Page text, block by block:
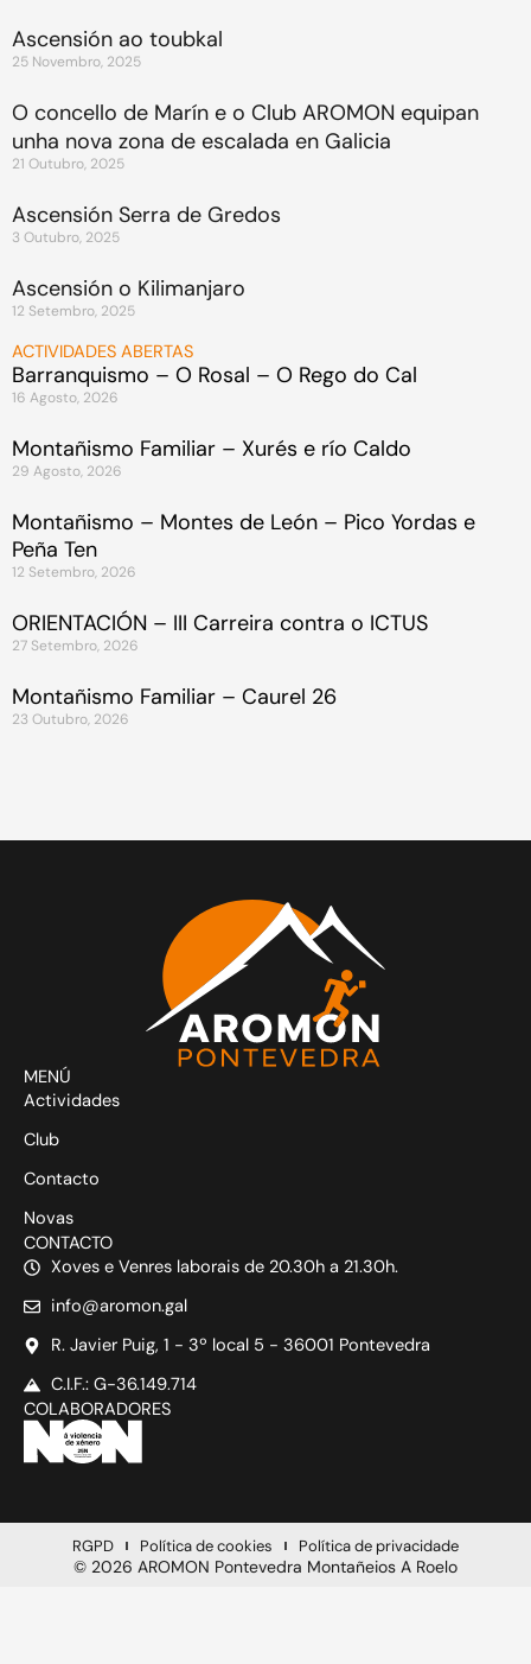
Ascensión ao toubkal
25 Novembro, 2025
O concello de Marín e o Club AROMON equipan
unha nova zona de escalada en Galicia
21 Outubro, 2025
Ascensión Serra de Gredos
3 Outubro, 2025
Ascensión o Kilimanjaro
12 Setembro, 2025
ACTIVIDADES ABERTAS
Barranquismo – O Rosal – O Rego do Cal
16 Agosto, 2026
Montañismo Familiar – Xurés e río Caldo
29 Agosto, 2026
Montañismo – Montes de León – Pico Yordas e
Peña Ten
12 Setembro, 2026
ORIENTACIÓN – III Carreira contra o ICTUS
27 Setembro, 2026
Montañismo Familiar – Caurel 26
23 Outubro, 2026
MENÚ
Actividades
Club
Contacto
Novas
CONTACTO
Xoves e Venres laborais de 20.30h a 21.30h.
info@aromon.gal
R. Javier Puig, 1 - 3º local 5 - 36001 Pontevedra
C.I.F.: G-36.149.714
COLABORADORES
© 2026 AROMON Pontevedra Montañeios A Roelo
RGPD Política de cookies Política de privacidade